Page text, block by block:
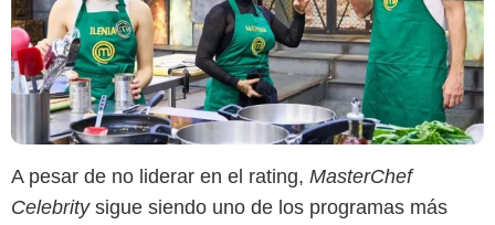
A pesar de no liderar en el rating, MasterChef
Celebritysigue siendo uno de los programas más